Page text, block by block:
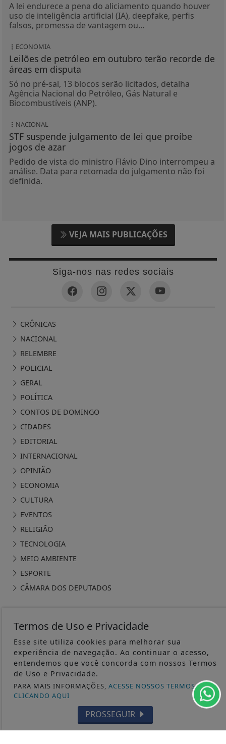
A lei endurece a pena do aliciamento quando houver
uso de inteligência artificial (IA), deepfake, perfis
falsos, promessa de vantagem ou...
ECONOMIA
Leilões de petróleo em outubro terão recorde de
áreas em disputa
Só no pré-sal, 13 blocos serão licitados, detalha
Agência Nacional do Petróleo, Gás Natural e
Biocombustíveis (ANP).
NACIONAL
STF suspende julgamento de lei que proíbe
jogos de azar
Pedido de vista do ministro Flávio Dino interrompeu a
análise. Data para retomada do julgamento não foi
definida.
VEJA MAIS PUBLICAÇÕES
Siga-nos nas redes sociais
CRÔNICAS
NACIONAL
RELEMBRE
POLICIAL
GERAL
POLÍTICA
CONTOS DE DOMINGO
CIDADES
EDITORIAL
INTERNACIONAL
OPINIÃO
ECONOMIA
CULTURA
EVENTOS
RELIGIÃO
TECNOLOGIA
MEIO AMBIENTE
ESPORTE
CÂMARA DOS DEPUTADOS
ÁGUA PRETA 24H - TODOS OS DIREITOS RESERVADOS
TERMOS DE USO E PRIVACIDADE
SOBRE
FAQ
Termos de Uso e Privacidade
Esse site utiliza cookies para melhorar sua
experiência de navegação. Ao continuar o acesso,
entendemos que você concorda com nossos Termos
de Uso e Privacidade.
PARA MAIS INFORMAÇÕES, ACESSE NOSSOS TERMOS
CLICANDO AQUI
PROSSEGUIR